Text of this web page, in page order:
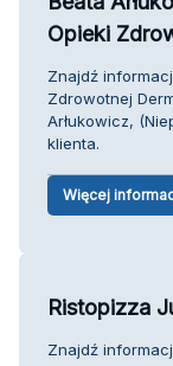
Opieki
Znajdź
Zdrowotnej
Arłukowicz,
klienta.
Więcej
Ristopizza
Znajdź